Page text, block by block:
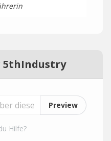
5thIndustry
Preview
Hilfe?